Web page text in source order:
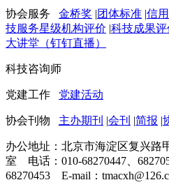
协会服务 金桥奖 |团体标准 |信
技服务星级机构评价 |科技成果评
大讲堂（钉钉直播）
科技咨询师
党建工作 党建活动
协会刊物 主办期刊 |会刊 |简报 |
办公地址：北京市海淀区复兴路
室 电话：010-68270447、
68270453 E-mail：